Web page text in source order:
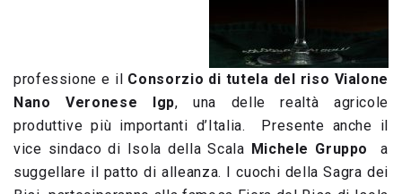
professione e il Consorzio di tutela del riso Vialone
Nano Veronese Igp, una delle realtà agricole
produttive più importanti d’Italia. Presente anche il
vice sindaco di Isola della Scala Michele Gruppo
a
suggellare il patto di alleanza. I cuochi della Sagra dei